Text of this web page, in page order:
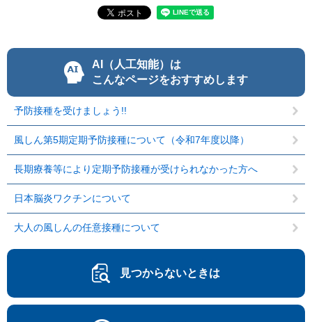
AI（人工知能）は
こんなページをおすすめします
予防接種を受けましょう!!
風しん第5期定期予防接種について（令和7年度以降）
長期療養等により定期予防接種が受けられなかった方へ
日本脳炎ワクチンについて
大人の風しんの任意接種について
見つからないときは